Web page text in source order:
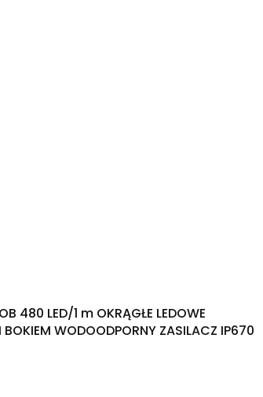
480 LED/1 m OKRĄGŁE LEDOWE
BOKIEM WODOODPORNY ZASILACZ IP670